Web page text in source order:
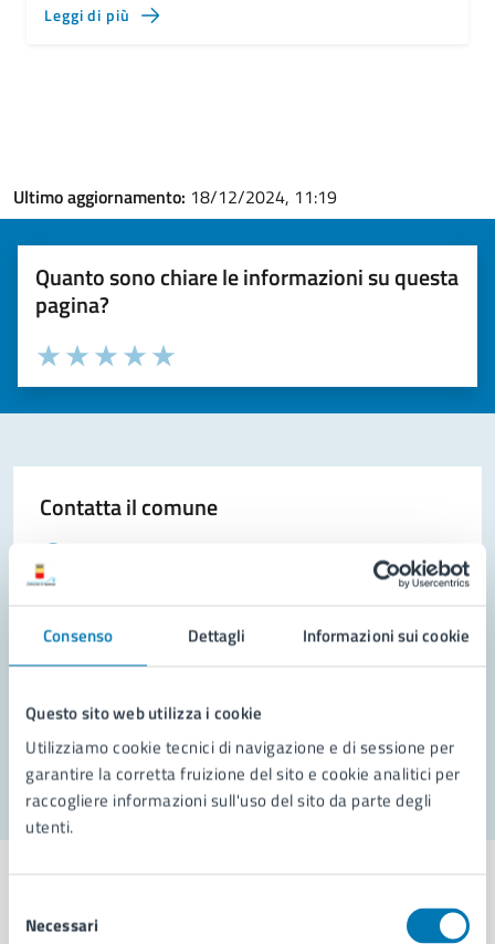
Consenso Dettagli Informazioni sui cookie
Questo sito web utilizza i cookie
Utilizziamo cookie tecnici di navigazione e di sessione per
garantire la corretta fruizione del sito e cookie analitici per
raccogliere informazioni sull'uso del sito da parte degli
utenti.
delNecessari
Leggi di più
Ultimo aggiornamento: 18/12/2024, 11:19
Quanto sono chiare le informazioni su questa
pagina?
Valuta la chiarezza delle informazioni (da 1 a 5 stelle)
Seleziona il numero di stelle per valutare la chiarezza delle
Valuta 5 stelle su 5
Valuta 4 stelle su 5
Valuta 3 stelle su 5
Valuta 2 stelle su 5
Valuta 1 stelle su 5
Contatta il comune
Prenota appuntamento
Problemi in città
Segnala disservizio